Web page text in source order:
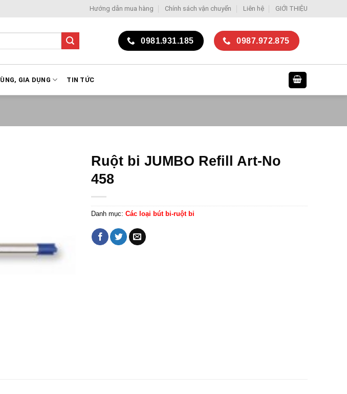
Hướng dẫn mua hàng Chính sách vận chuyển Liên hệ GIỚI THIỆU
0981.931.185 0987.972.875
GIA DỤNG TIN TỨC
Ruột bi JUMBO Refill Art-No
458
Danh mục: Các loại bút bi-ruột bi